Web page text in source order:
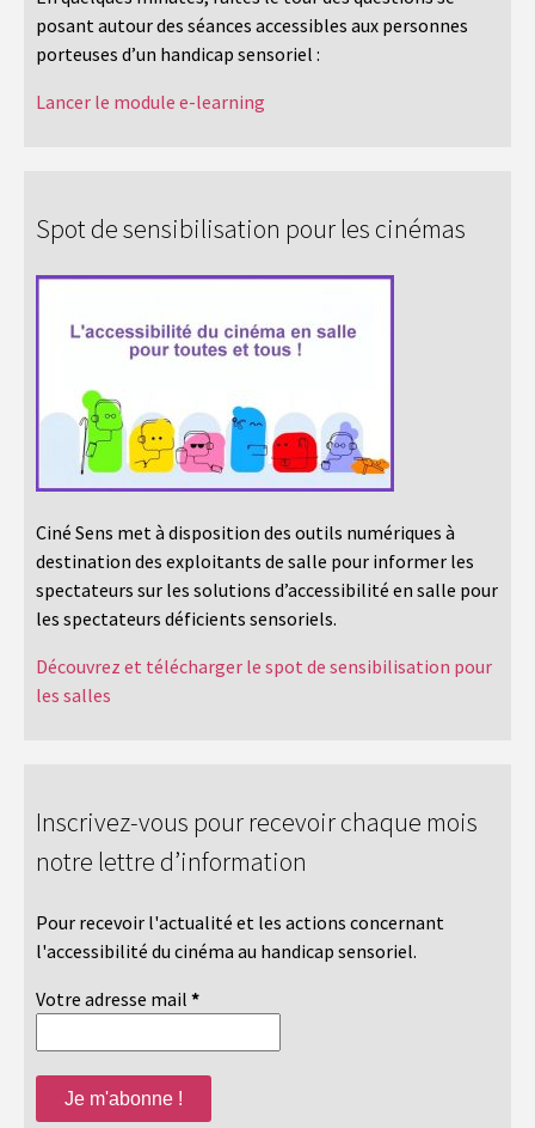
posant autour des séances accessibles aux personnes
porteuses d’un handicap sensoriel :
Lancer le module e-learning
Spot de sensibilisation pour les cinémas
Ciné Sens met à disposition des outils numériques à
destination des exploitants de salle pour informer les
spectateurs sur les solutions d’accessibilité en salle pour
les spectateurs déficients sensoriels.
Découvrez et télécharger le spot de sensibilisation pour
les salles
Inscrivez-vous pour recevoir chaque mois
notre lettre d’information
Pour recevoir l'actualité et les actions concernant
l'accessibilité du cinéma au handicap sensoriel.
Votre adresse mail *